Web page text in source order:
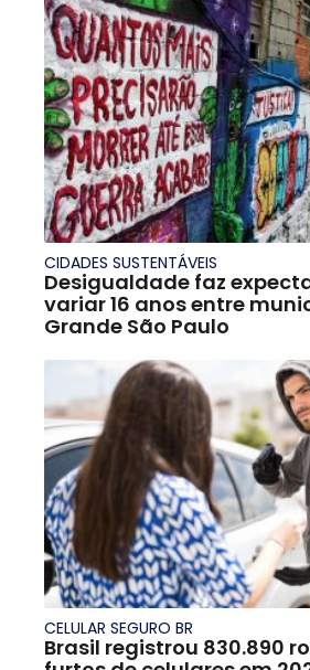
CIDADES SUSTENTÁVEIS
Desigualdade faz
variar 16 anos entre
Grande São Paulo
CELULAR SEGURO BR
Brasil registrou 830.890